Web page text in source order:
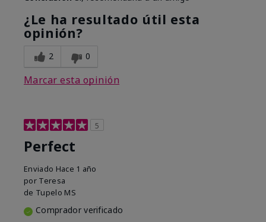
¿Le ha resultado útil esta
opinión?
2 0
Marcar esta opinión
5
Perfect
Enviado Hace 1 año
por Teresa
de Tupelo MS
Comprador verificado